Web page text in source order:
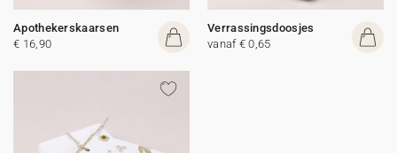
Apothekerskaarsen
€ 16,90
Verrassingsdoosjes
vanaf € 0,65